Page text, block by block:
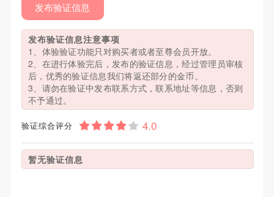
发布验证信息
发布验证信息注意事项
1、体验验证功能只对购买者或者至尊会员开放。
2、在进行体验完后，发布的验证信息，经过管理员审核
后，优秀的验证信息我们将返还部分的金币。
3、请勿在验证中发布联系方式，联系地址等信息，否则
不予通过。
验证综合评分
暂无验证信息